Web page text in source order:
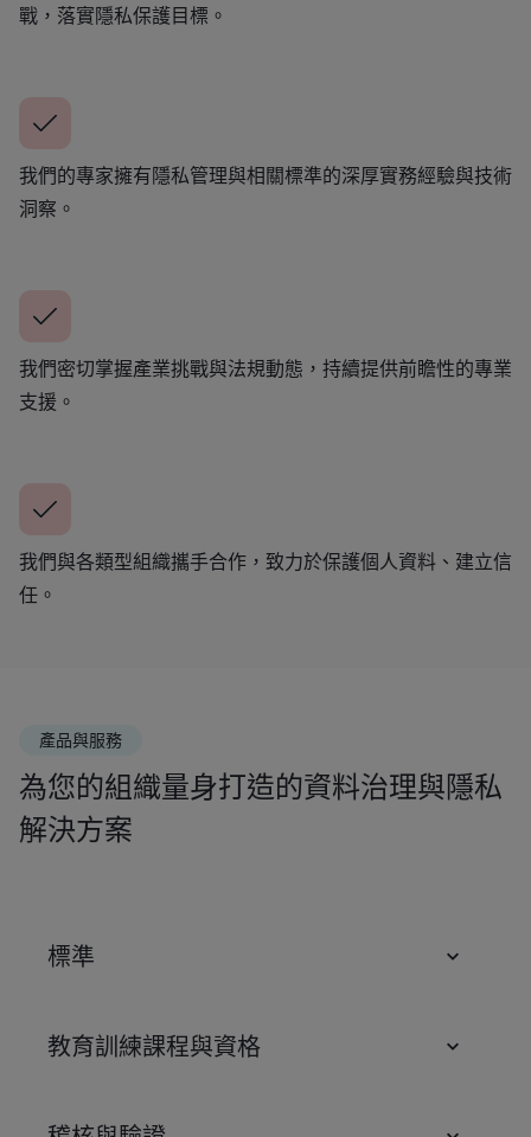
戰，落實隱私保護目標。
我們的專家擁有隱私管理與相關標準的深厚實務經驗與技術
洞察。
我們密切掌握產業挑戰與法規動態，持續提供前瞻性的專業
支援。
我們與各類型組織攜手合作，致力於保護個人資料、建立信
任。
產品與服務
為您的組織量身打造的資料治理與隱私
解決方案
標準
教育訓練課程與資格